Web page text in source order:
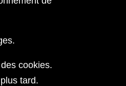
cookies.
tard.